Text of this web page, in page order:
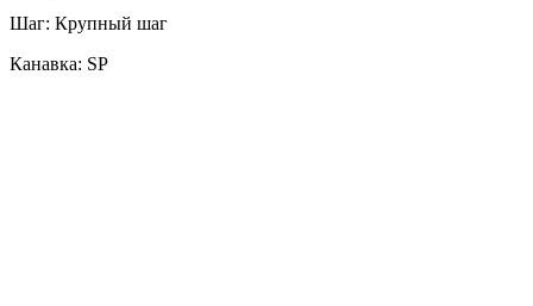
Шаг: Крупный шаг
Канавка: SP